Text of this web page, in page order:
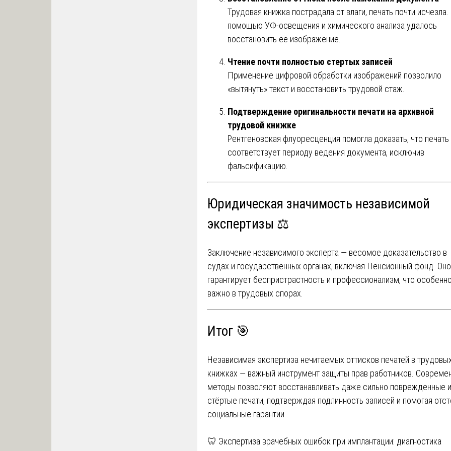
Трудовая книжка пострадала от влаги, печать почти
помощью УФ-освещения и химического анализа удалось
восстановить её изображение.
Чтение почти полностью стертых записей
Применение цифровой обработки изображений позволило
«вытянуть» текст и восстановить трудовой стаж.
Подтверждение оригинальности печати на архивной
трудовой книжке
Рентгеновская флуоресценция помогла доказать, что печать
соответствует периоду ведения документа, исключив
фальсификацию.
Юридическая значимость независимой
экспертизы ⚖️
Заключение независимого эксперта — весомое доказательство в
судах и государственных органах, включая Пенсионный фонд. Оно
гарантирует беспристрастность и профессионализм, что
важно в трудовых спорах.
Итог 🎯
Независимая экспертиза нечитаемых оттисков печатей в
книжках — важный инструмент защиты прав работников.
методы позволяют восстанавливать даже сильно поврежденные
стёртые печати, подтверждая подлинность записей и помогая
социальные гарантии
Навигация
🦷 Экспертиза врачебных ошибок при имплантации: диагностика